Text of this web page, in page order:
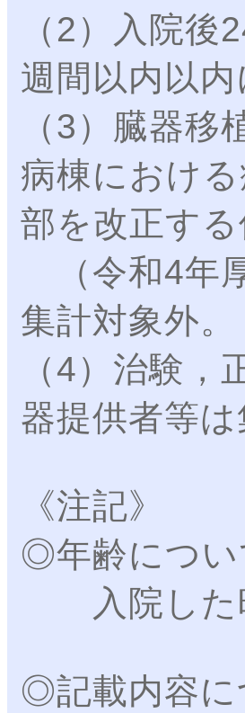
（2）入院
週間以内以
（3）臓器
病棟におけ
部を改正する
（令和4年
集計対象外。
（4）治験
器提供者等
《注記》
◎年齢につい
入院した
◎記載内容に